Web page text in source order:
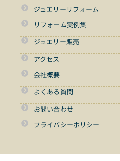
ジュエリーリフォーム
リフォーム実例集
ジュエリー販売
アクセス
会社概要
よくある質問
お問い合わせ
プライバシーポリシー